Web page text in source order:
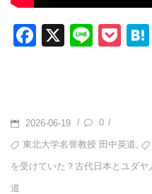
F
b
o
o
X
Li
P
POSTED
ON
2026-06-19 / 0 /
TAGS東北大学名誉教授 田中英道
を受けていた？古代日本とユダ
道